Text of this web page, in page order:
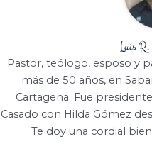
Luis R.
Pastor, teólogo, esposo y
más de 50 años, en
Cartagena. Fue
Casado con Hilda Gómez
Te doy una cordial